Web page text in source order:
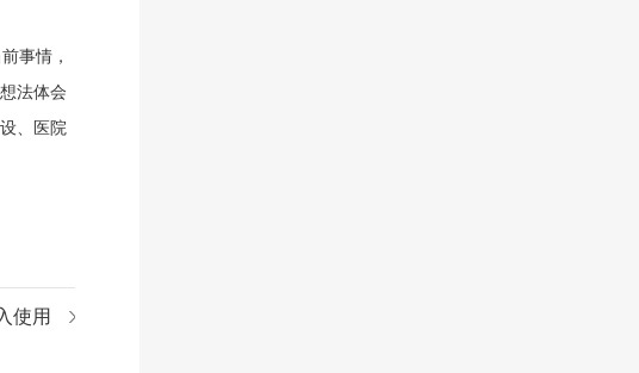
事情，
法体会
、医院
使用